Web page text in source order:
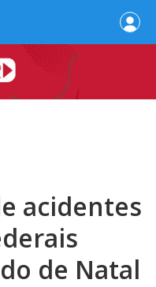
acidentes
de Natal